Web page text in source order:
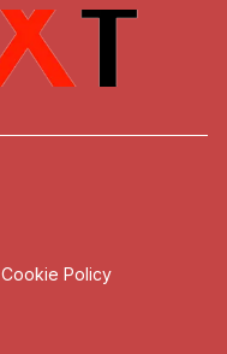
Cookie Policy